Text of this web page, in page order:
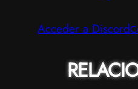
Acceder a Discord